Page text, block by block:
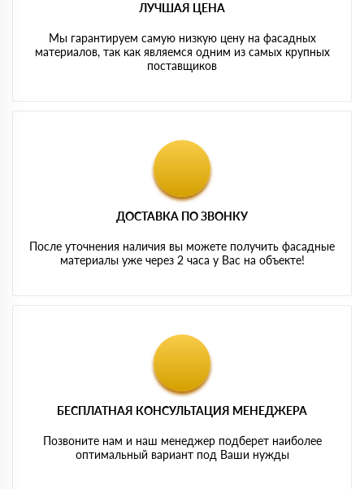
ЛУЧШАЯ ЦЕНА
Мы гарантируем самую низкую цену на фасадных
материалов, так как являемся одним из самых крупных
поставщиков
ДОСТАВКА ПО ЗВОНКУ
После уточнения наличия вы можете получить фасадные
материалы уже через 2 часа у Вас на объекте!
БЕСПЛАТНАЯ КОНСУЛЬТАЦИЯ МЕНЕДЖЕРА
Позвоните нам и наш менеджер подберет наиболее
оптимальный вариант под Ваши нужды